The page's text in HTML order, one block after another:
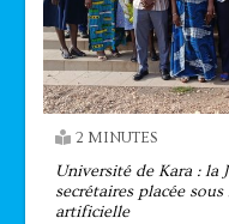
2 MINUTES
Université de Kara : la
secrétaires placée
artificielle